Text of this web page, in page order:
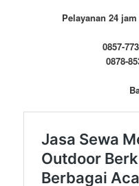
Pelayanan 24
0857-
0878-